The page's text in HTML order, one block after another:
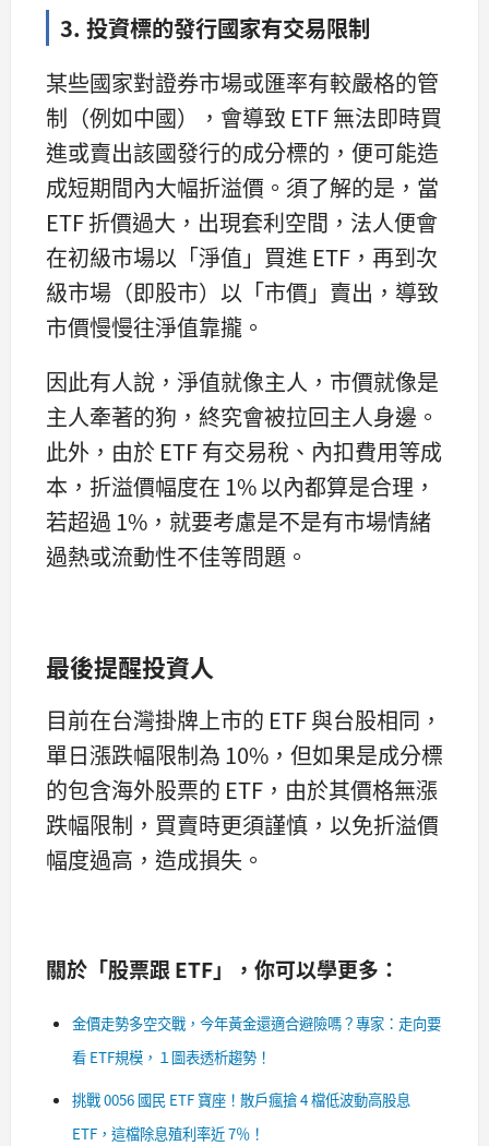
3. 投資標的發行國家有交易限制
某些國家對證券市場或匯率有較嚴格的管
制（例如中國），會導致 ETF 無法即時買
進或賣出該國發行的成分標的，便可能造
成短期間內大幅折溢價。須了解的是，當
ETF 折價過大，出現套利空間，法人便會
在初級市場以「淨值」買進 ETF，再到次
級市場（即股市）以「市價」賣出，導致
市價慢慢往淨值靠攏。
因此有人說，淨值就像主人，市價就像是
主人牽著的狗，終究會被拉回主人身邊。
此外，由於 ETF 有交易稅、內扣費用等成
本，折溢價幅度在 1% 以內都算是合理，
若超過 1%，就要考慮是不是有市場情緒
過熱或流動性不佳等問題。
最後提醒投資人
目前在台灣掛牌上市的 ETF 與台股相同，
單日漲跌幅限制為 10%，但如果是成分標
的包含海外股票的 ETF，由於其價格無漲
跌幅限制，買賣時更須謹慎，以免折溢價
幅度過高，造成損失。
關於「股票跟 ETF」，你可以學更多：
金價走勢多空交戰，今年黃金還適合避險嗎？專家：走向要
看 ETF規模，１圖表透析趨勢！
挑戰 0056 國民 ETF 寶座！散戶瘋搶 4 檔低波動高股息
ETF，這檔除息殖利率近 7％！